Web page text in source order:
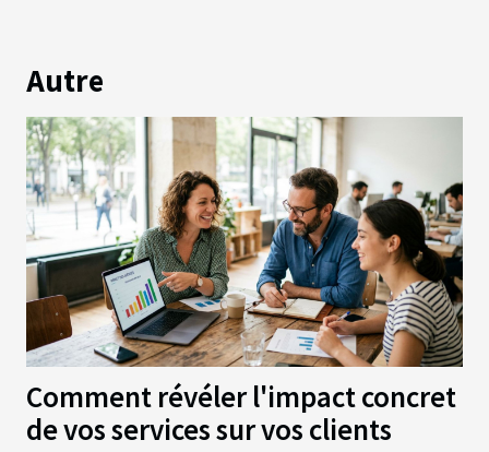
Autre
Comment révéler l'impact concret
de vos services sur vos clients